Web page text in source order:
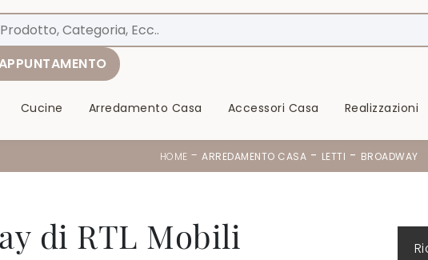
Cucine Arredamento Casa Accessori Casa Realizzazioni
HOME - ARREDAMENTO CASA - LETTI - BROADWAY
di RTL Mobili